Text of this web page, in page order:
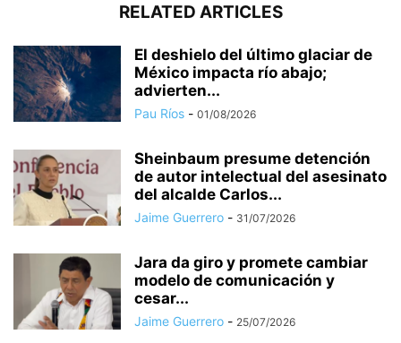
RELATED ARTICLES
El deshielo del último glaciar de
México impacta río abajo;
advierten...
Pau Ríos - 01/08/2026
Sheinbaum presume detención
de autor intelectual del asesinato
del alcalde Carlos...
Jaime Guerrero - 31/07/2026
Jara da giro y promete cambiar
modelo de comunicación y
cesar...
Jaime Guerrero - 25/07/2026